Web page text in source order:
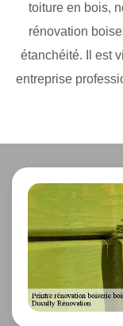
toiture en bois,
rénovation
étanchéité. Il est
entreprise